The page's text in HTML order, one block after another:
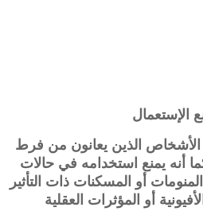
الإستعمال
الأشخاص الذين يعانون من فرط
أنه يمنع استخدامه في حالات
أو المسكنات ذات التأثير
أو المؤثرات العقلية